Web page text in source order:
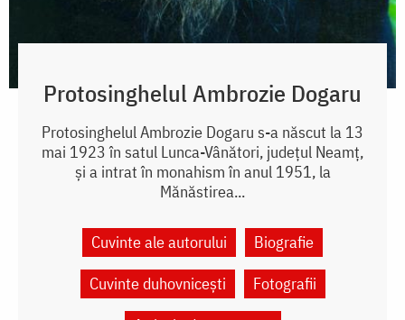
Protosinghelul Ambrozie Dogaru
Protosinghelul Ambrozie Dogaru s-a născut la 13
mai 1923 în satul Lunca-Vânători, județul Neamț,
și a intrat în monahism în anul 1951, la
Mănăstirea...
Cuvinte ale autorului
Biografie
Cuvinte duhovnicești
Fotografii